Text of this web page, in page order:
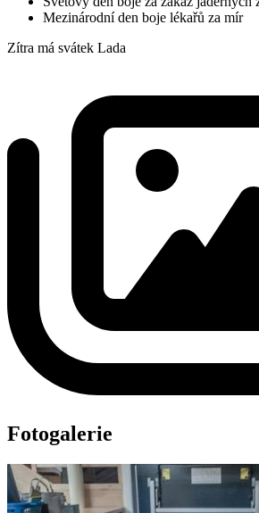
Mezinárodní den boje lékařů za mír
Zítra má svátek Lada
Fotogalerie